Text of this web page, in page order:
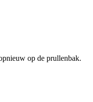
op de prullenbak.